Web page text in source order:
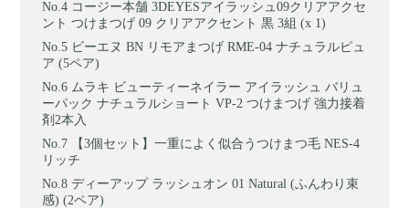
コージー本舗 3DEYESアイラッシュ09クリアアクセ
ント つけまつげ 09 クリアアクセント 黒 3組 (x 1)
ビーエヌ BN リモアまつげ RME-04 ナチュラルピュ
ア (5ペア)
ムラキ ビューティーネイラー アイラッシュ バリュ
ーパック ナチュラルショート VP-2 つけまつげ 強力接着
剤2本入
【3個セット】一重によく似合うつけまつ毛 NES-4
リッチ
ディーアップ ラッシュオン 01 Natural (ふんわり束
感) (2ペア)